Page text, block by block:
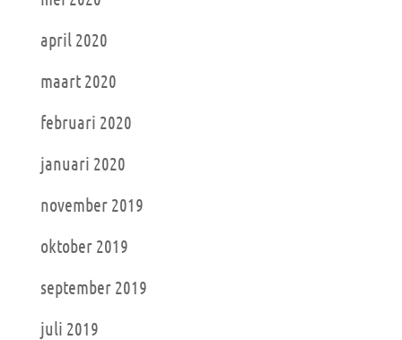
april 2020
maart 2020
februari 2020
januari 2020
november 2019
oktober 2019
september 2019
juli 2019